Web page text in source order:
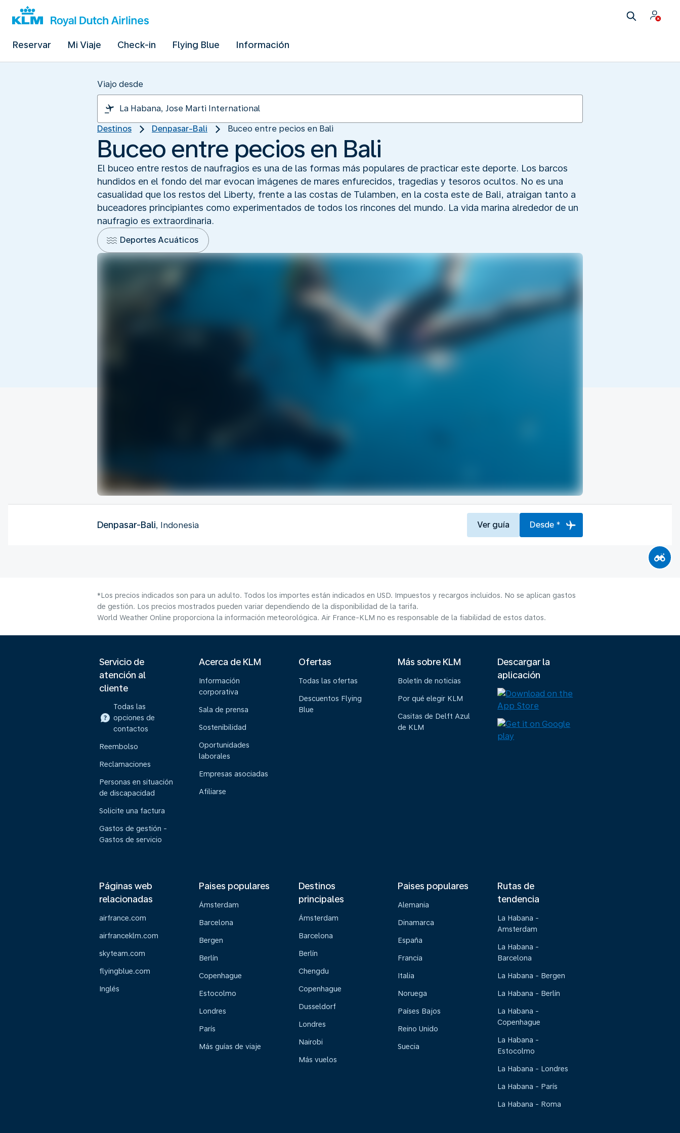
Reservar Mi Viaje Check-in Flying Blue Información
Viajo desde
Destinos Denpasar-Bali Buceo entre pecios en Bali
Buceo entre pecios en Bali
El buceo entre restos de naufragios es una de las formas más populares de practicar este deporte. Los barcos
hundidos en el fondo del mar evocan imágenes de mares enfurecidos, tragedias y tesoros ocultos. No es una
casualidad que los restos del Liberty, frente a las costas de Tulamben, en la costa este de Bali, atraigan tanto a
buceadores principiantes como experimentados de todos los rincones del mundo. La vida marina alrededor de un
naufragio es extraordinaria.
Deportes Acuáticos
Denpasar-Bali, Indonesia Ver guía Desde *
*Los precios indicados son para un adulto. Todos los importes están indicados en USD. Impuestos y recargos incluidos. No se aplican gastos
de gestión. Los precios mostrados pueden variar dependiendo de la disponibilidad de la tarifa.
World Weather Online proporciona la información meteorológica. Air France-KLM no es responsable de la fiabilidad de estos datos.
Servicio de
atención al
cliente
Todas las
opciones de
contactos
Reembolso
Reclamaciones
Personas en situación
de discapacidad
Solicite una factura
Gastos de gestión -
Gastos de servicio
Acerca de KLM
Información
corporativa
Sala de prensa
Sostenibilidad
Oportunidades
laborales
Empresas asociadas
Afiliarse
Ofertas
Todas las ofertas
Descuentos Flying
Blue
Más sobre KLM
Boletín de noticias
Por qué elegir KLM
Casitas de Delft Azul
de KLM
Descargar la
aplicación
Páginas web
relacionadas
airfrance.com
airfranceklm.com
skyteam.com
flyingblue.com
Inglés
Paises populares
Ámsterdam
Barcelona
Bergen
Berlín
Copenhague
Estocolmo
Londres
París
Más guías de viaje
Destinos
principales
Ámsterdam
Barcelona
Berlín
Chengdu
Copenhague
Dusseldorf
Londres
Nairobi
Más vuelos
Paises populares
Alemania
Dinamarca
España
Francia
Italia
Noruega
Países Bajos
Reino Unido
Suecia
Rutas de
tendencia
La Habana -
Amsterdam
La Habana -
Barcelona
La Habana - Bergen
La Habana - Berlín
La Habana -
Copenhague
La Habana -
Estocolmo
La Habana - Londres
La Habana - París
La Habana - Roma